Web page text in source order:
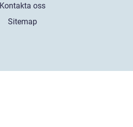
Kontakta oss
Sitemap